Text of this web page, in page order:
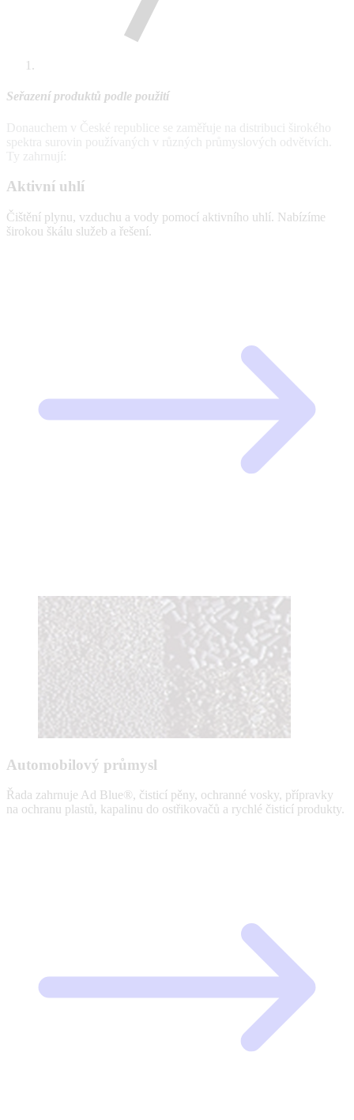
Seřazení produktů podle použití
Donauchem v České republice se zaměřuje na distribuci širokého
spektra surovin používaných v různých průmyslových odvětvích.
Ty zahrnují:
Aktivní uhlí
Čištění plynu, vzduchu a vody pomocí aktivního uhlí. Nabízíme
širokou škálu služeb a řešení.
Automobilový průmysl
Řada zahrnuje Ad Blue®, čisticí pěny, ochranné vosky, přípravky
na ochranu plastů, kapalinu do ostřikovačů a rychlé čisticí produkty.